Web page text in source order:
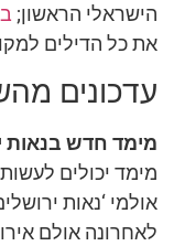
הישראלי הראשון;
את כל הדילים
עדכונים
מימד חדש בנאות
מימד יכולים
אולמי ‘נאות
לאחרונה אולם